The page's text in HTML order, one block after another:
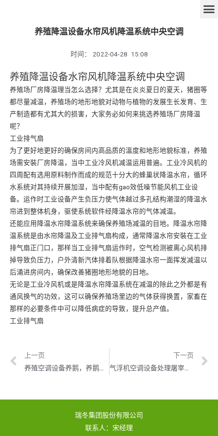
养殖降温设备水帘风机降温系统中央空调
时间： 2022-04-28 15:08
养殖降温设备水帘风机降温系统中央空调
养殖场厂房降温理当怎么选择？尤其是在炎炎夏日的夏天，猪圈等
都尽量减温，养殖场的地形地貌对动物与植物的发展生长发育、生
产制造都有尤其大的损害，大家务必如何来挑选养殖场厂房降温
呢？
工业排气扇
为了更好地更好的确保房间内高品质的溫度和地形地貌标准，养殖
场需安裝厂房降温，当中工业冷风机减温运用普遍。工业冷风机的
四周配有选用原料制作而成的规范十分大的蜂巢状降温水帘，循环
水系统对其持续开展加湿，当中配有gao效低噪节能风机工业设
备。运作时工业设备产生负压力使气体越过多孔结构潮湿的降温水
帘进到整体机身，驱使系统软件经降温水帘的气体减温。
还能应用降温水帘降温系统来确保养殖场减温的目地。降温水帘降
温系统是由水帘降温及工业排气扇构成，通常降温水帘安裝在工业
排气扇正门口，那样当工业排气扇运作时，空气检测被离心风机排
掉导致负压力，户外清新汽体排着队根据降温水帘一面挥发减温以
后涌进房间内，确保改善猪圈地形地貌的目地。
无论是工业冷风机或是降温水帘降温系统在减温的除此之外都是有
通风换气的功效，这可以确保养殖场里边的气体获得换置，家畜在
那样的必要条件中可以降低病症的导致，提升总产值。
工业排气扇
上一页
养殖空调设备养鹅，养鹅需要哪些升温设备？！
下一页
气浮机空调设备处理屠宰养殖机组废水
瑞冬集团股份有限公司
联系人：宋经理